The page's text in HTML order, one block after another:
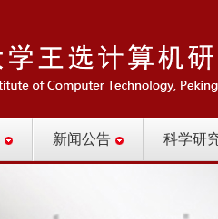
新闻公告 科学研